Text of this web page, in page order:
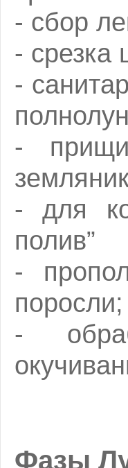
- сбор
- срезка
-
-
- для
полив”
-
поросли;
-
Фазы